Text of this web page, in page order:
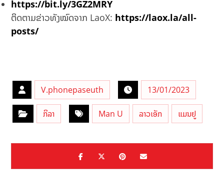
https://bit.ly/3GZ2MRY
ຕິດຕາມຂ່າວທັງໝົດຈາກ LaoX: https://laox.la/all-
posts/
V.phonepaseuth 13/01/2023
ກິລາ Man U ລາວເອັກ ແມນຢູ